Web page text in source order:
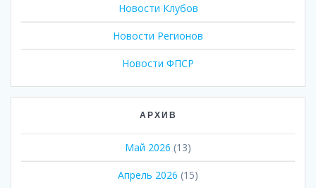
Новости Клубов
Новости Регионов
Новости ФПСР
АРХИВ
Май 2026 (13)
Апрель 2026 (15)